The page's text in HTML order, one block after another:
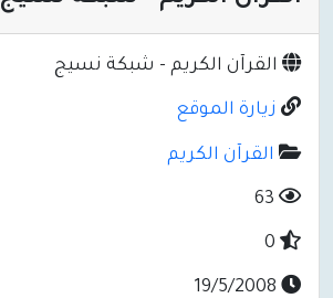
القرآن الكريم - شبكة نسيج
زيارة الموقع
القرآن الكريم